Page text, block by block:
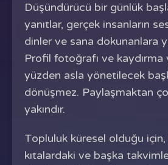
Düşündürücü bir günlük
yanıtlar, gerçek insanların
dinler ve sana dokunanlara
Profil fotoğrafı ve kaydırma
yüzden asla yönetilecek
dönüşmez. Paylaşmaktan
yakındır.
Topluluk küresel olduğu için,
kıtalardaki ve başka